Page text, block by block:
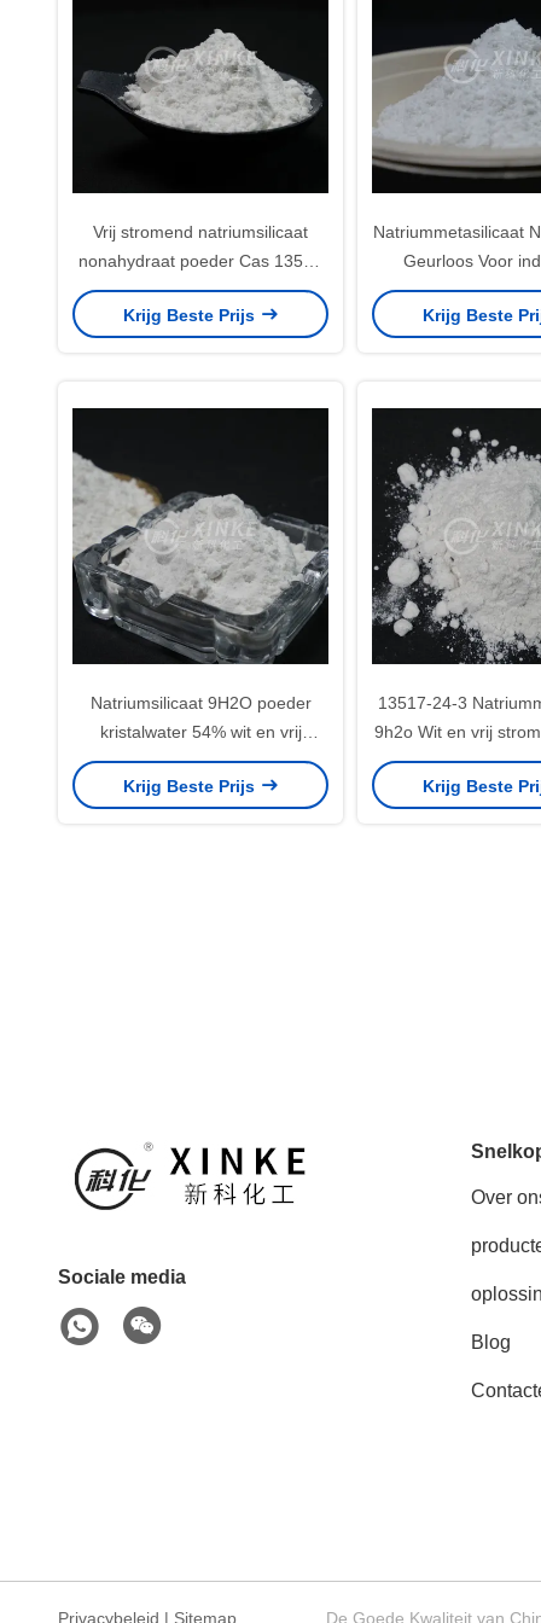
Vrij stromend natriumsilicaat
nonahydraat poeder Cas 13517
24 3 Wit
Krijg Beste Prijs
Natriummetasilicaat
Geurloos Voor
productie
Krijg Beste
Natriumsilicaat 9H2O poeder
kristalwater 54% wit en vrij
stromend korrels voor de
productie van glasvezels
Krijg Beste Prijs
13517-24-3
9h2o Wit en vrij
Poeder stabiel
Krijg Beste
Sociale media
Over
Blog
Privacybeleid | Sitemap De Goede Kwaliteit van